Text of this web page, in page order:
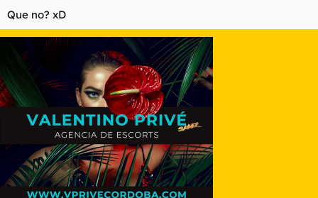
pone eso mismo de nick.
El chupapollas ese rebuznó:
Pero que se puede esperar de unas mentes tan simples... Si
fueran inteligentes se callarían para no hacer más el
ridículo dejando en evidencia su falta de conocimientos en
todos los campos. Haz clic para expandir...
De nuevo te vuelves a definir perfectamente.
El chupapollas ese rebuznó:
Que no? xD